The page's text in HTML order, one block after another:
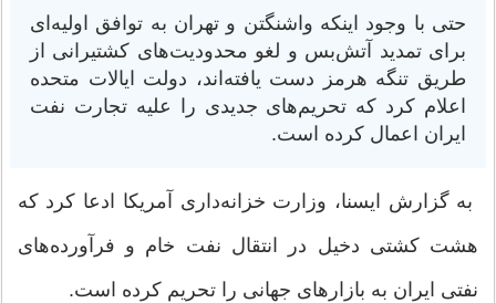
حتی با وجود اینکه واشنگتن و تهران به توافق اولیه‌ای
برای تمدید آتش‌بس و لغو محدودیت‌های کشتیرانی از
طریق تنگه هرمز دست یافته‌اند، دولت ایالات متحده
اعلام کرد که تحریم‌های جدیدی را علیه تجارت نفت
ایران اعمال کرده است.
به گزارش ایسنا، وزارت خزانه‌داری آمریکا ادعا کرد که
هشت کشتی دخیل در انتقال نفت خام و فرآورده‌های
نفتی ایران به بازارهای جهانی را تحریم کرده است.